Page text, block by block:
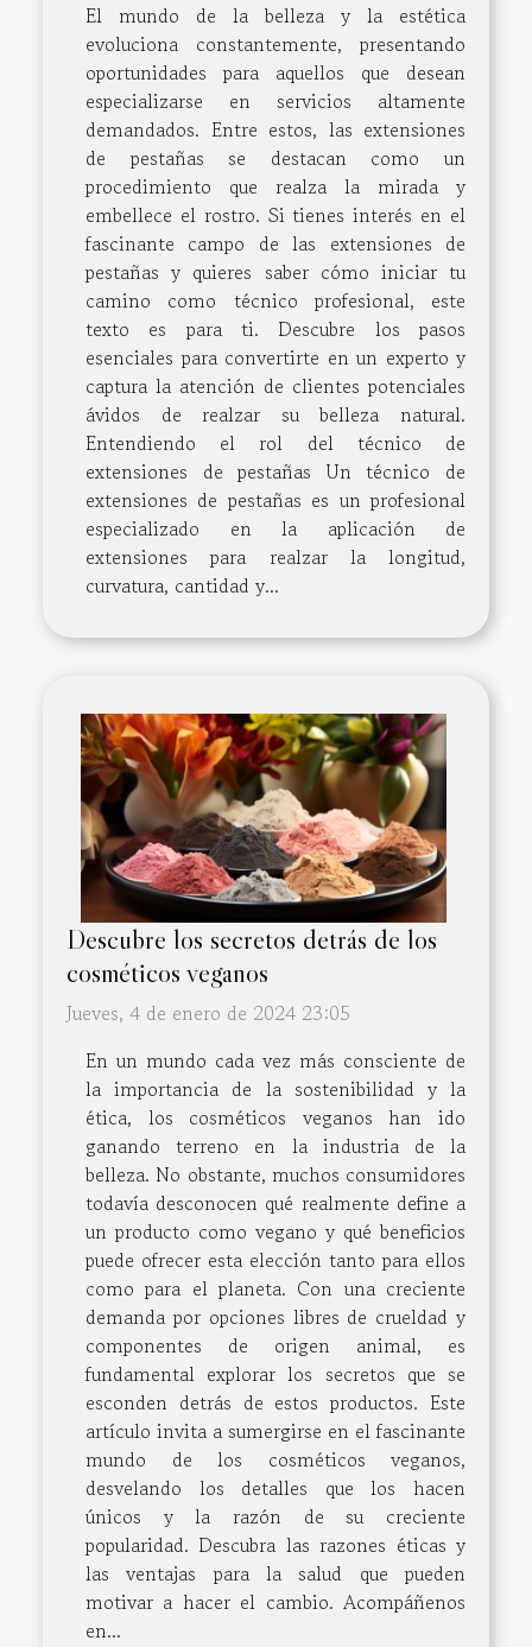
El mundo de la belleza y la estética
evoluciona constantemente, presentando
oportunidades para aquellos que desean
especializarse en servicios altamente
demandados. Entre estos, las extensiones
de pestañas se destacan como un
procedimiento que realza la mirada y
embellece el rostro. Si tienes interés en el
fascinante campo de las extensiones de
pestañas y quieres saber cómo iniciar tu
camino como técnico profesional, este
texto es para ti. Descubre los pasos
esenciales para convertirte en un experto y
captura la atención de clientes potenciales
ávidos de realzar su belleza natural.
Entendiendo el rol del técnico de
extensiones de pestañas Un técnico de
extensiones de pestañas es un profesional
especializado en la aplicación de
extensiones para realzar la longitud,
curvatura, cantidad y...
Descubre los secretos detrás de los
cosméticos veganos
Jueves, 4 de enero de 2024 23:05
En un mundo cada vez más consciente de
la importancia de la sostenibilidad y la
ética, los cosméticos veganos han ido
ganando terreno en la industria de la
belleza. No obstante, muchos consumidores
todavía desconocen qué realmente define a
un producto como vegano y qué beneficios
puede ofrecer esta elección tanto para ellos
como para el planeta. Con una creciente
demanda por opciones libres de crueldad y
componentes de origen animal, es
fundamental explorar los secretos que se
esconden detrás de estos productos. Este
artículo invita a sumergirse en el fascinante
mundo de los cosméticos veganos,
desvelando los detalles que los hacen
únicos y la razón de su creciente
popularidad. Descubra las razones éticas y
las ventajas para la salud que pueden
motivar a hacer el cambio. Acompáñenos
en...